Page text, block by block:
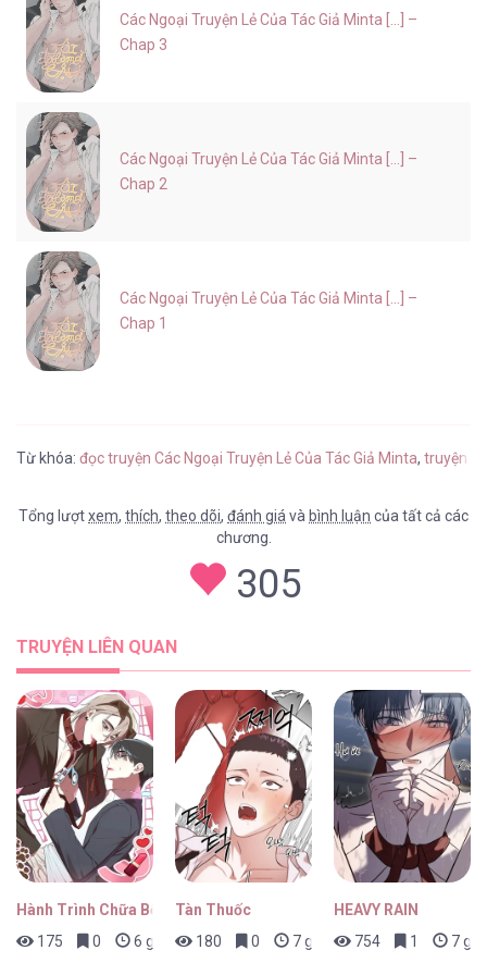
Các Ngoại Truyện Lẻ Của Tác Giả Minta [...] –
Chap 3
Các Ngoại Truyện Lẻ Của Tác Giả Minta [...] –
Chap 2
Các Ngoại Truyện Lẻ Của Tác Giả Minta [...] –
Chap 1
Từ khóa: đọc truyện Các Ngoại Truyện Lẻ Của Tác Giả Minta, truyện
Tổng lượtxem, thích, theo dõi, đánh giávà bình luận của tất cả các
chương.
305
TRUYỆN LIÊN QUAN
Hành Trình Chữa Bệnh Bám Chủ Của Cún Nhà Tôi
175
0 6 giờ trước
Tàn Thuốc
180
0 7 giờ trước
HEAVY RAIN
754
1 7